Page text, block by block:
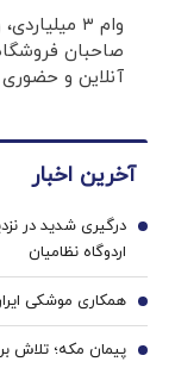
وام ۳
صاحبان
آنلاین و حضوری
آخرین اخبار
درگیری شدید در
اردوگاه نظامیان
1
همکاری موشکی 2
پیمان مکه؛ تلاش 3